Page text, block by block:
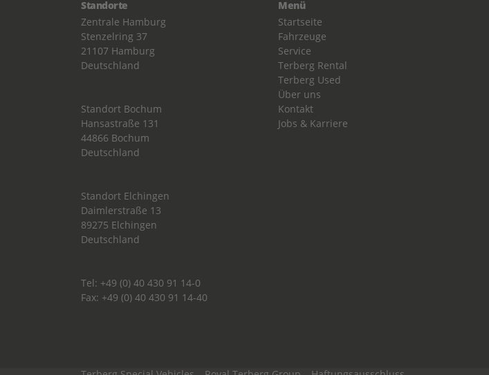
Standorte
Zentrale Hamburg
Stenzelring 37
21107 Hamburg
Deutschland
Standort Bochum
Hansastraße 131
44866 Bochum
Deutschland
Standort Elchingen
Daimlerstraße 13
89275 Elchingen
Deutschland
Tel: +49 (0) 40 430 91 14-0
Fax: +49 (0) 40 430 91 14-40
Menü
Startseite
Fahrzeuge
Service
Terberg Rental
Terberg Used
Über uns
Kontakt
Jobs & Karriere